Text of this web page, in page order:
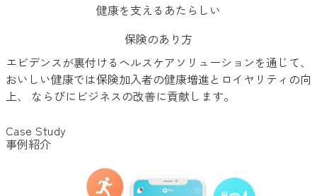
健康を支える あたらしい
保険のあり方
エビデンスが裏付けるヘルスケアソリューションを通じて、
おいしい健康では保険加入者の健康増進とロイヤリティの向
上、
ならびにビジネスの改善に貢献します。
Case Study
事例紹介